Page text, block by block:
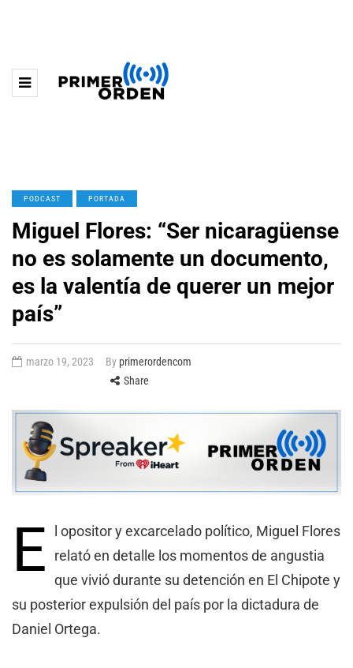
PODCAST PORTADA
Miguel Flores: “Ser nicaragüense
no es solamente un documento,
es la valentía de querer un mejor
país”
marzo 19, 2023 By primerordencom
Share
E
l opositor y excarcelado político, Miguel Flores
relató en detalle los momentos de angustia
que vivió durante su detención en El Chipote y
su posterior expulsión del país por la dictadura de
Daniel Ortega.